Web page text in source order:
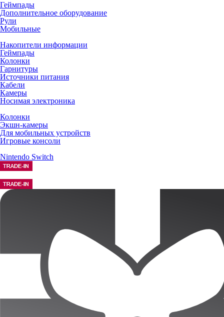
Геймпады
Дополнительное оборудование
Рули
Мобильные
Накопители информации
Геймпады
Колонки
Гарнитуры
Источники питания
Кабели
Камеры
Носимая электроника
Колонки
Экшн-камеры
Для мобильных устройств
Игровые консоли
Nintendo Switch